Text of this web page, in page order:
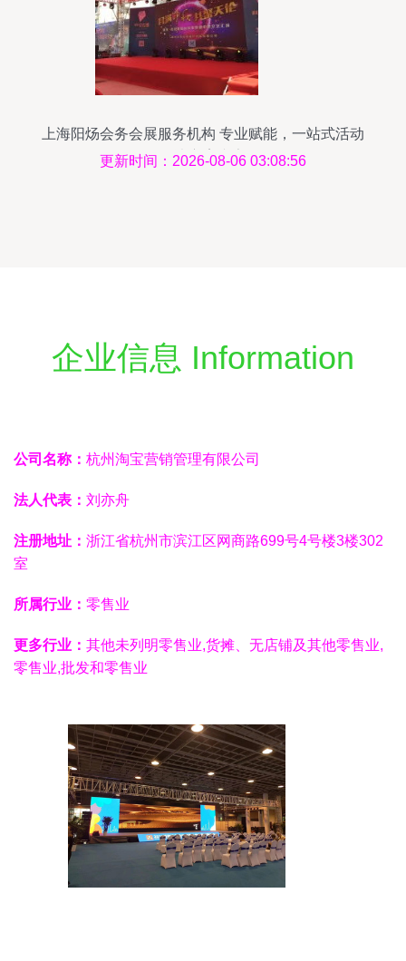
上海阳炀会务会展服务机构 专业赋能，一站式活动
解决方案专家
更新时间：2026-08-06 03:08:56
企业信息 Information
公司名称： 杭州淘宝营销管理有限公司
法人代表： 刘亦舟
注册地址： 浙江省杭州市滨江区网商路699号4号楼3楼302
室
所属行业： 零售业
更多行业： 其他未列明零售业,货摊、无店铺及其他零售业,
零售业,批发和零售业